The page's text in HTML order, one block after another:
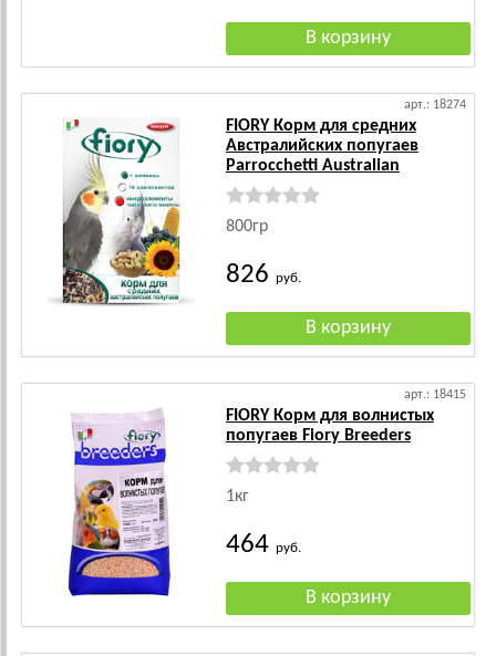
арт.: 18274
FIORY Корм для средних
Австралийских попугаев
Parrocchetti Australian
800гр
826 руб.
арт.: 18415
FIORY Корм для волнистых
попугаев Fiory Breeders
1кг
464 руб.